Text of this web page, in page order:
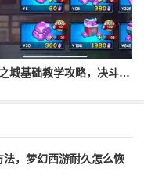
决斗之城基础教学攻略，决斗之城教学攻略2111
，梦幻西游耐久怎么恢